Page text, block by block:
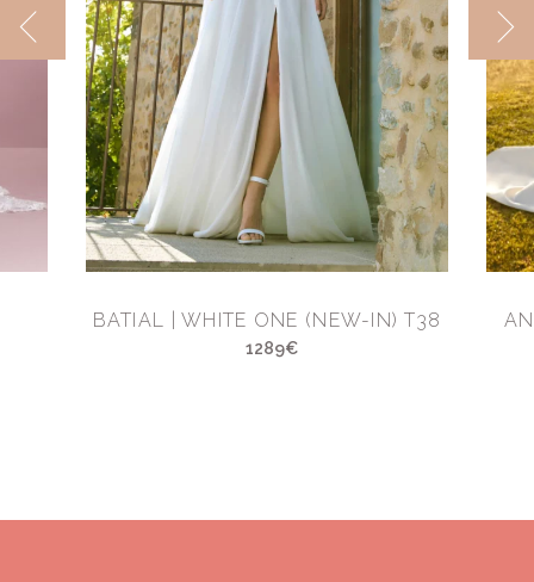
BATIAL | WHITE ONE (NEW-IN) T38
1289€